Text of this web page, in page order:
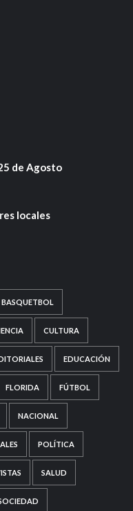
de Agosto
locales
BASQUETBOL
CULTURA
EDUCACIÓN
FLORIDA FÚTBOL
NACIONAL
POLÍTICA
SALUD